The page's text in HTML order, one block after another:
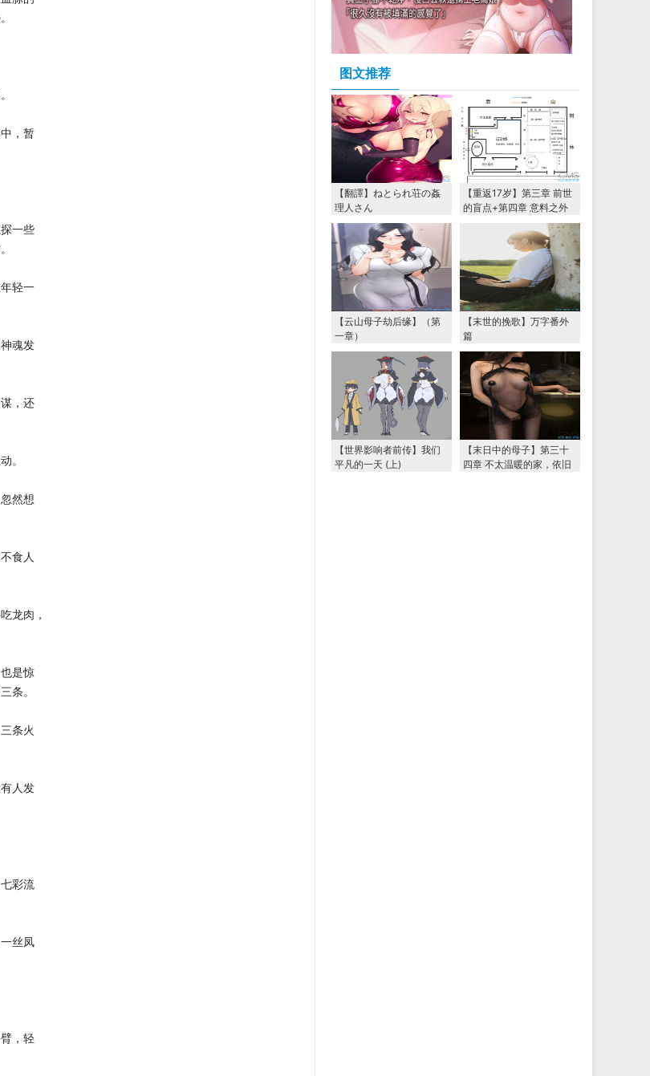
，暂
一些
轻一
魂发
，还
。
然想
食人
龙肉，
是惊
条。
条火
人发
彩流
丝凤
，轻
图文推荐
【翻譯】ねとられ荘の姦
理人さん
【重返17岁】第三章 前世
的盲点+第四章 意料之外
的相认+番外篇（本文为女
主第一视角，两万字更
【云山母子劫后缘】（第
一章）
【末世的挽歌】万字番外
篇
【世界影响者前传】我们
平凡的一天 (上)
【末日中的母子】第三十
四章 不太温暖的家，依旧